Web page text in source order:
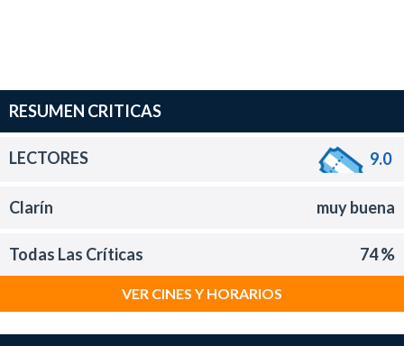
RESUMEN CRITICAS
LECTORES 9.0
Clarín muy buena
Todas Las Críticas 74 %
VER CINES Y HORARIOS